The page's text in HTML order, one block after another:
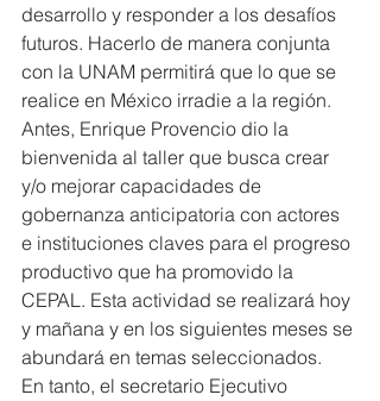
desarrollo y responder a los desafíos
futuros. Hacerlo de manera conjunta
con la UNAM permitirá que lo que se
realice en México irradie a la región.
Antes, Enrique Provencio dio la
bienvenida al taller que busca crear
y/o mejorar capacidades de
gobernanza anticipatoria con actores
e instituciones claves para el progreso
productivo que ha promovido la
CEPAL. Esta actividad se realizará hoy
y mañana y en los siguientes meses se
abundará en temas seleccionados.
En tanto, el secretario Ejecutivo